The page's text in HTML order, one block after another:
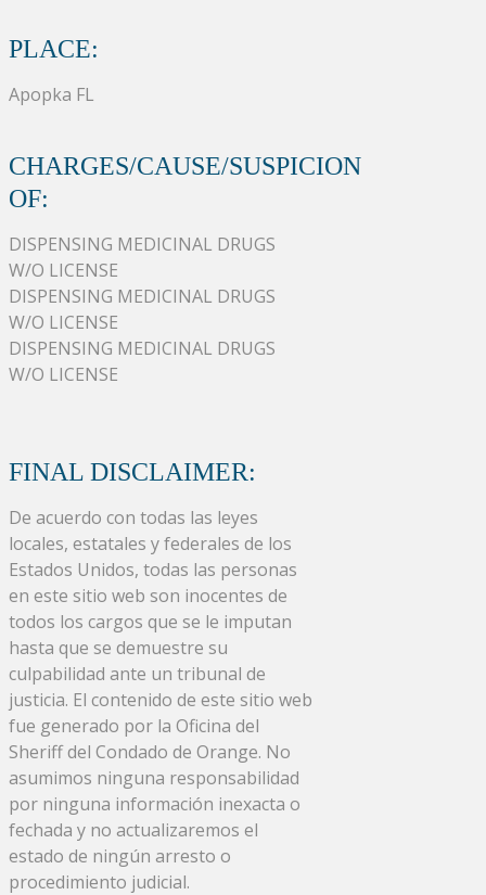
PLACE:
Apopka FL
CHARGES/CAUSE/SUSPICION
OF:
DISPENSING MEDICINAL DRUGS
W/O LICENSE
DISPENSING MEDICINAL DRUGS
W/O LICENSE
DISPENSING MEDICINAL DRUGS
W/O LICENSE
FINAL DISCLAIMER:
De acuerdo con todas las leyes
locales, estatales y federales de los
Estados Unidos, todas las personas
en este sitio web son inocentes de
todos los cargos que se le imputan
hasta que se demuestre su
culpabilidad ante un tribunal de
justicia. El contenido de este sitio web
fue generado por la Oficina del
Sheriff del Condado de Orange. No
asumimos ninguna responsabilidad
por ninguna información inexacta o
fechada y no actualizaremos el
estado de ningún arresto o
procedimiento judicial.